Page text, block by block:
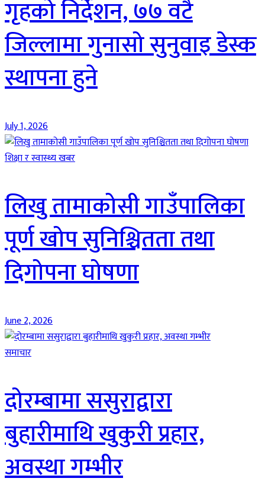
गृहको निर्देशन, ७७ वटै
जिल्लामा गुनासो सुनुवाइ डेस्क
स्थापना हुने
July 1, 2026
शिक्षा र स्वास्थ्य खबर
लिखु तामाकोसी गाउँपालिका
पूर्ण खोप सुनिश्चितता तथा
दिगोपना घोषणा
June 2, 2026
समाचार
दोरम्बामा ससुराद्वारा
बुहारीमाथि खुकुरी प्रहार,
अवस्था गम्भीर